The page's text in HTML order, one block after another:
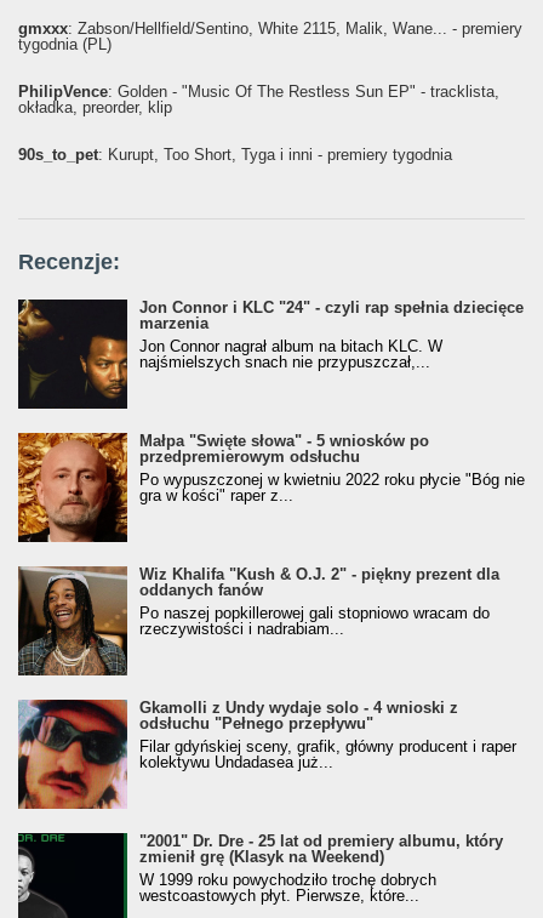
gmxxx: Żabson/Hellfield/Sentino, White 2115, Malik, Wane... - premiery
tygodnia (PL)
PhilipVence: Golden - "Music Of The Restless Sun EP" - tracklista,
okładka, preorder, klip
90s_to_pet: Kurupt, Too Short, Tyga i inni - premiery tygodnia
Recenzje:
Jon Connor i KLC "24" - czyli rap spełnia dziecięce
marzenia
Jon Connor nagrał album na bitach KLC. W
najśmielszych snach nie przypuszczał,...
Małpa "Święte słowa" - 5 wniosków po
przedpremierowym odsłuchu
Po wypuszczonej w kwietniu 2022 roku płycie "Bóg nie
gra w kości" raper z...
Wiz Khalifa "Kush & O.J. 2" - piękny prezent dla
oddanych fanów
Po naszej popkillerowej gali stopniowo wracam do
rzeczywistości i nadrabiam...
Gkamolli z Undy wydaje solo - 4 wnioski z
odsłuchu "Pełnego przepływu"
Filar gdyńskiej sceny, grafik, główny producent i raper
kolektywu Undadasea już...
"2001" Dr. Dre - 25 lat od premiery albumu, który
zmienił grę (Klasyk na Weekend)
W 1999 roku powychodziło trochę dobrych
westcoastowych płyt. Pierwsze, które...